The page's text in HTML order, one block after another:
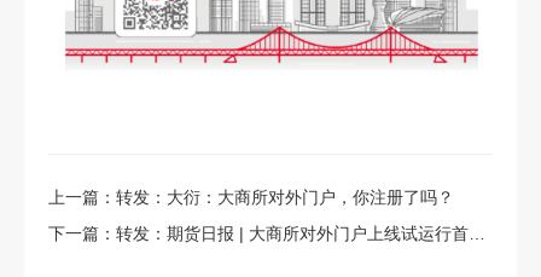
上一篇： 转发：大衍：大商所对外门户，你注册了吗？
下一篇：